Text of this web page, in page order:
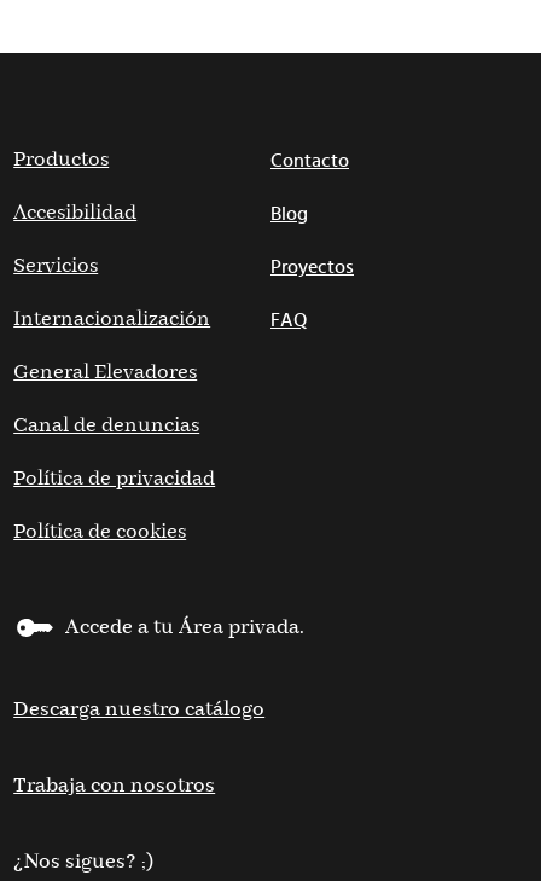
Productos
Accesibilidad
Servicios
Internacionalización
General Elevadores
Canal de denuncias
Política de privacidad
Política de cookies
Contacto
Blog
Proyectos
FAQ
Accede a tu Área privada.
Descarga nuestro catálogo
Trabaja con nosotros
¿Nos sigues? ;)